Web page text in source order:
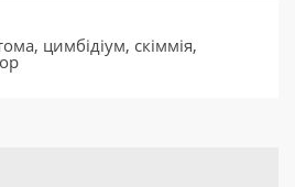
цимбідіум, скіммія,